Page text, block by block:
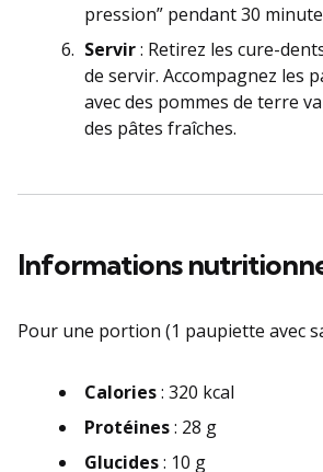
pression” pendant 30
Servir: Retirez les cure-
de servir. Accompagnez les
avec des pommes de terre
des pâtes fraîches.
Informations
Pour une portion (1 paupiette avec
Calories: 320 kcal
Protéines: 28 g
Glucides: 10 g